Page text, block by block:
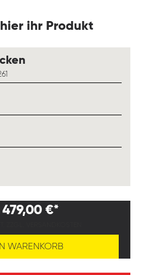
ihr Produkt
479,00 €*
WARENKORB